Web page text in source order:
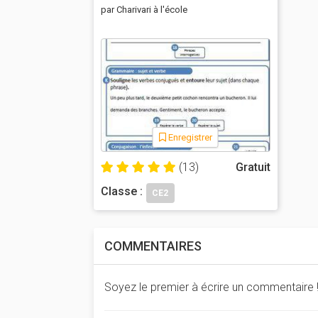
par Charivari à l'école
Enregistrer
(13)
Gratuit
Classe :
CE2
COMMENTAIRES
Soyez le premier à écrire un commentaire !